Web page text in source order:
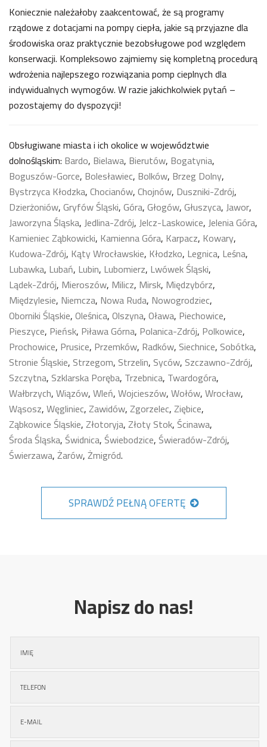
Koniecznie należałoby zaakcentować, że są programy
rządowe z dotacjami na pompy ciepła, jakie są przyjazne dla
środowiska oraz praktycznie bezobsługowe pod względem
konserwacji. Kompleksowo zajmiemy się kompletną procedurą
wdrożenia najlepszego rozwiązania pomp cieplnych dla
indywidualnych wymogów. W razie jakichkolwiek pytań –
pozostajemy do dyspozycji!
Obsługiwane miasta i ich okolice w województwie
dolnośląskim: Bardo, Bielawa, Bierutów, Bogatynia,
Boguszów-Gorce, Bolesławiec, Bolków, Brzeg Dolny,
Bystrzyca Kłodzka,Chocianów,Chojnów, Duszniki-Zdrój,
Dzierżoniów,Gryfów Śląski,Góra,Głogów,Głuszyca,Jawor,
Jaworzyna Śląska,Jedlina-Zdrój,Jelcz-Laskowice,Jelenia Góra,
Kamieniec Ząbkowicki, Kamienna Góra, Karpacz, Kowary,
Kudowa-Zdrój, Kąty Wrocławskie, Kłodzko, Legnica, Leśna,
Lubawka, Lubań, Lubin, Lubomierz, Lwówek Śląski,
Lądek-Zdrój, Mieroszów, Milicz, Mirsk, Międzybórz,
Międzylesie, Niemcza, Nowa Ruda, Nowogrodziec,
Oborniki Śląskie,Oleśnica,Olszyna,Oława, Piechowice,
Pieszyce, Pieńsk, Piława Górna, Polanica-Zdrój, Polkowice,
Prochowice, Prusice, Przemków, Radków,Siechnice,Sobótka,
Stronie Śląskie,Strzegom,Strzelin,Syców,Szczawno-Zdrój,
Szczytna,Szklarska Poręba, Trzebnica, Twardogóra,
Wałbrzych,Wiązów,Wleń,Wojcieszów,Wołów,Wrocław,
Wąsosz,Węgliniec,Zawidów,Zgorzelec,Ziębice,
Ząbkowice Śląskie,Złotoryja,Złoty Stok,Ścinawa,
Środa Śląska,Świdnica,Świebodzice,Świeradów-Zdrój,
Świerzawa,Żarów,Żmigród.
SPRAWDŹ PEŁNĄ OFERTĘ
Napisz do nas!